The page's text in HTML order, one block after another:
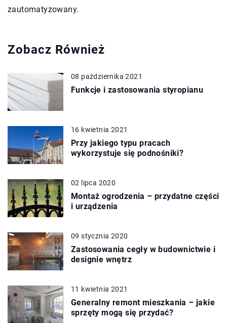
zautomatyzowany.
Zobacz Również
08 października 2021
Funkcje i zastosowania styropianu
16 kwietnia 2021
Przy jakiego typu pracach
wykorzystuje się podnośniki?
02 lipca 2020
Montaż ogrodzenia – przydatne części
i urządzenia
09 stycznia 2020
Zastosowania cegły w budownictwie i
designie wnętrz
11 kwietnia 2021
Generalny remont mieszkania – jakie
sprzęty mogą się przydać?